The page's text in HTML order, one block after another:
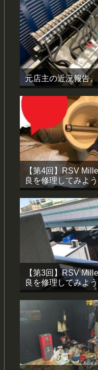
元店主の近況報告
【第4回】RSV
良を修理してみよう
【第3回】RSV
良を修理してみよ